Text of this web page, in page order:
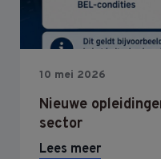
10 mei 2026
Nieuwe
sector
Lees meer